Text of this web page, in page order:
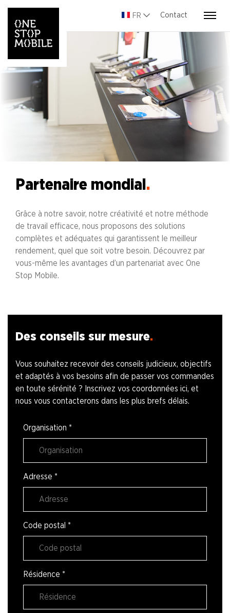
Contact
FR
Partenaire mondial .
Grâce à notre savoir, notre créativité et notre méthode
de travail efficace, nous proposons des solutions
complètes et adéquates qui garantissent le meilleur
rendement, quel que soit votre besoin. Découvrez par
vous-même les avantages d’un partenariat avec One
Stop Mobile.
Des conseils sur mesure
Vous souhaitez recevoir des conseils judicieux, objectifs
et adaptés à vos besoins afin de passer vos commandes
en toute sérénité ? Inscrivez vos coordonnées ici, et
nous vous contacterons dans les plus brefs délais.
Organisation *
Adresse *
Code postal *
Résidence *